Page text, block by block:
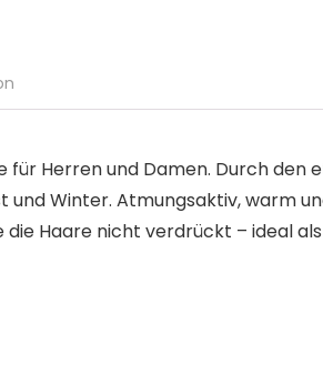
für Herren und Damen. Durch
Winter. Atmungsaktiv, warm
die Haare nicht verdrückt – ideal